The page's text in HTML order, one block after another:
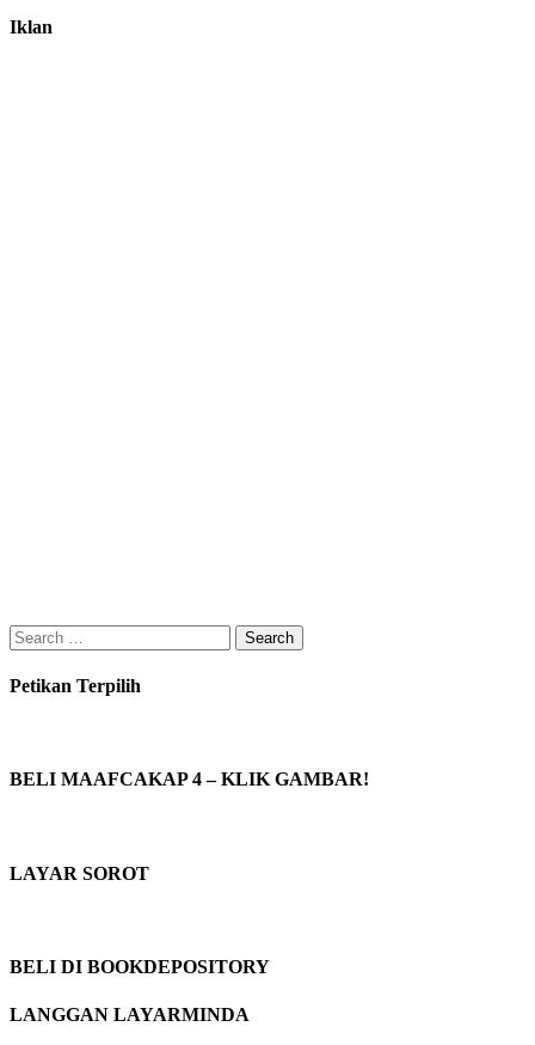
Iklan
Search
for:
Petikan Terpilih
BELI MAAFCAKAP 4 – KLIK GAMBAR!
LAYAR SOROT
BELI DI BOOKDEPOSITORY
LANGGAN LAYARMINDA